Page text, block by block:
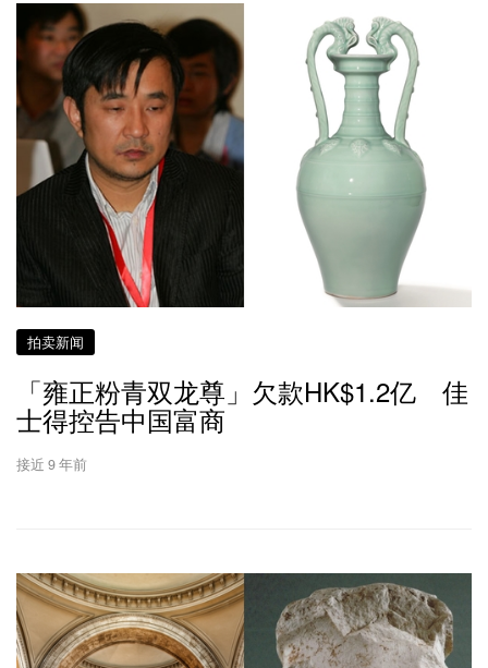
拍卖新闻
「雍正粉青双龙尊」欠款HK$1.2亿 佳
士得控告中国富商
接近 9 年前